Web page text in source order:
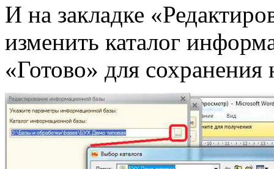
И на закладке
изменить каталог
«Готово» для